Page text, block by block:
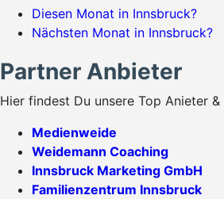
Diesen Monat in Innsbruck?
Nächsten Monat in Innsbruck?
Partner Anbieter
Hier findest Du unsere Top Anieter &
Medienweide
Weidemann Coaching
Innsbruck Marketing GmbH
Familienzentrum Innsbruck